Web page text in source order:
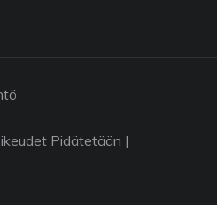
Pidätetään |